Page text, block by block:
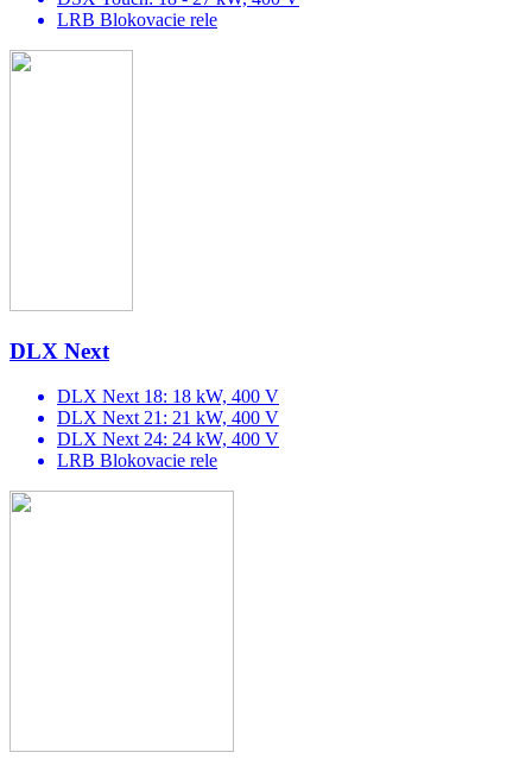
LRB Blokovacie rele
DLX Next
DLX Next 18: 18 kW, 400 V
DLX Next 21: 21 kW, 400 V
DLX Next 24: 24 kW, 400 V
LRB Blokovacie rele